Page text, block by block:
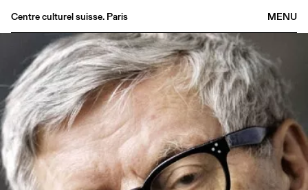
MENU
Centre culturel suisse. Paris
Agenda
Bookshop
Buvette
Archives
Medias
Publications
About